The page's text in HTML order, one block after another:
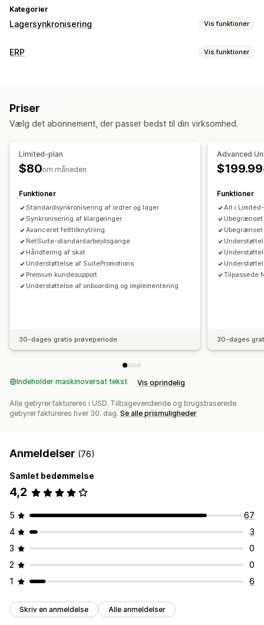
Kategorier
Lagersynkronisering Vis funktioner
Synkroniseringstype
Notifikationer og rapporter
Automatiserede underretninger
Ordreopdateringer
Dataimport og -eksport
ERP Vis funktioner
Administration af flere platforme
Leveringsstyring Batchbehandling Statusopdateringer
Lagerstyring
Kreditorer Debitorer Købsordrer
Finansiel konsolidering
Beregning af skat Multivaluta
Priser
Vælg det abonnement, der passer bedst til din virksomhed.
Limited-plan
$80om måneden
Funktioner
Standardsynkronisering af ordrer og lager
Synkronisering af klargøringer
Avanceret felttilknytning
NetSuite-standardarbejdsgange
Håndtering af skat
Understøttelse af SuitePromotions
Premium kundesupport
Understøttelse af onboarding og implementering
30-dages gratis prøveperiode
Advanced
$199.99
Funktioner
Alt i
Ubegrænset
Tilpassede
30-dages
Indeholder maskinoversat tekst Vis oprindelig
Alle gebyrer faktureres i USD. Tilbagevendende og brugsbaserede
gebyrer faktureres hver 30. dag. Se alle prismuligheder
Anmeldelser (76)
Samlet bedømmelse
4,2
5
67
4
3
3
0
2
0
1
6
Skriv en anmeldelse Alle anmeldelser